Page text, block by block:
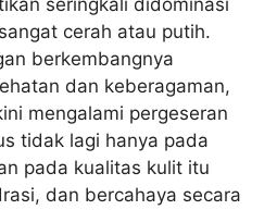
seringkali didominasi
cerah atau putih.
berkembangnya
dan keberagaman,
mengalami pergeseran
tidak lagi hanya pada
pada kualitas kulit itu
dan bercahaya secara